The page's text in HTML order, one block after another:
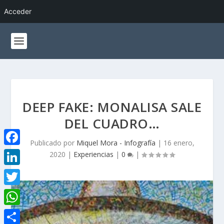
Acceder
DEEP FAKE: MONALISA SALE
DEL CUADRO…
Publicado por Miquel Mora - Infografía | 16 enero,
2020 | Experiencias | 0 |
F
a
c
e
b
L
i
n
k
T
w
W